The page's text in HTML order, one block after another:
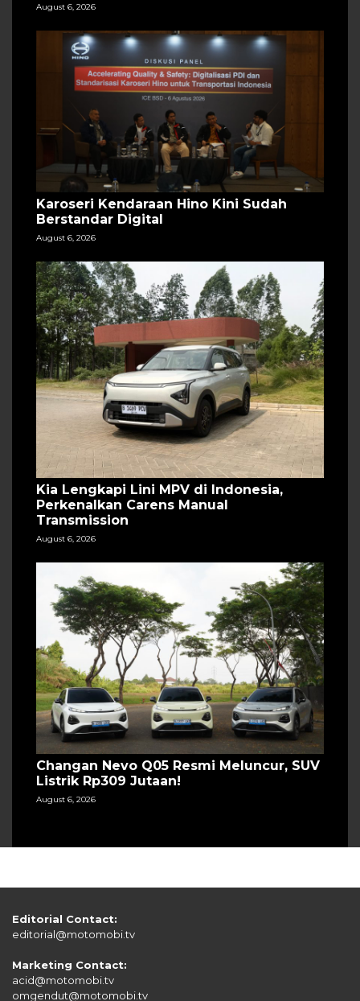
August 6, 2026
Karoseri Kendaraan Hino Kini Sudah
Berstandar Digital
August 6, 2026
Kia Lengkapi Lini MPV di Indonesia,
Perkenalkan Carens Manual
Transmission
August 6, 2026
Changan Nevo Q05 Resmi Meluncur, SUV
Listrik Rp309 Jutaan!
August 6, 2026
Editorial Contact:
editorial@motomobi.tv
Marketing Contact:
acid@motomobi.tv
omgendut@motomobi.tv